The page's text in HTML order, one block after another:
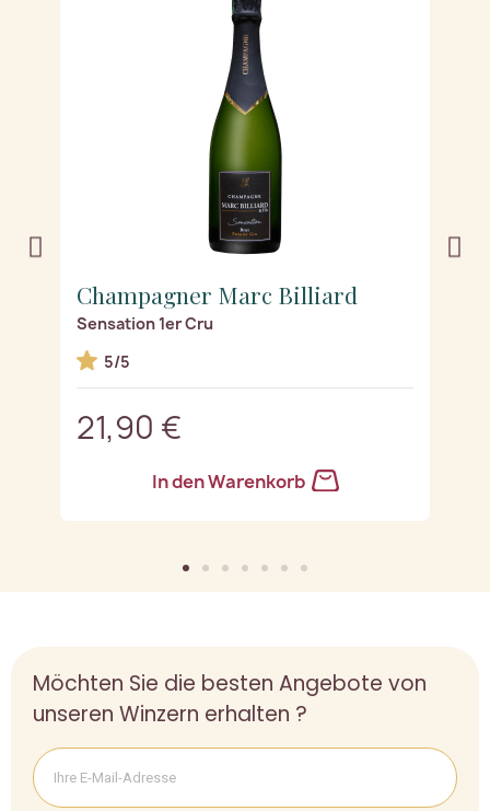
Champagner Marc Billiard
Sensation 1er Cru
5/5
21,90 €
In den Warenkorb
Möchten Sie die besten Angebote von
unseren Winzern erhalten ?